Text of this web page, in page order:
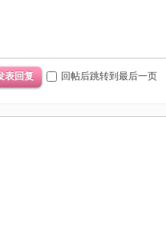
表回复 回帖后跳转到最后一页